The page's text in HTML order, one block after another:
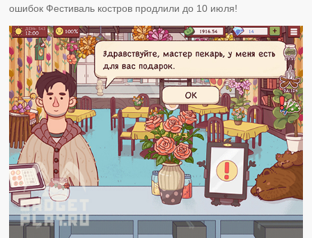
ошибок Фестиваль костров продлили до 10 июля!